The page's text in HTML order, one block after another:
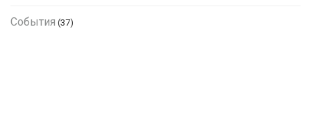
События (37)